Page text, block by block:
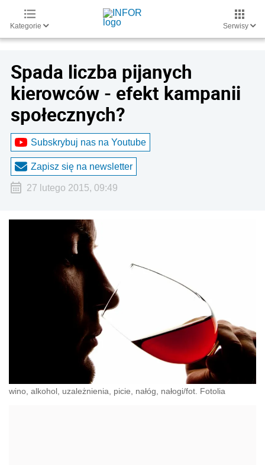
Kategorie Serwisy
Spada liczba pijanych
kierowców - efekt kampanii
społecznych?
Subskrybuj nas na Youtube
Zapisz się na newsletter
27 lutego 2015, 09:49
wino, alkohol, uzależnienia, picie, nałóg, nałogi/fot. Fotolia